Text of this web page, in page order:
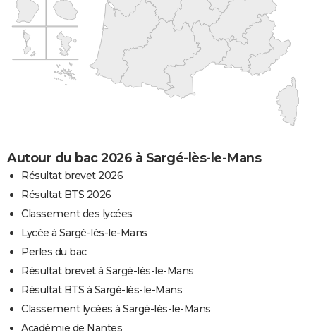
Autour du bac 2026 à Sargé-lès-le-Mans
Résultat brevet 2026
Résultat BTS 2026
Classement des lycées
Lycée à Sargé-lès-le-Mans
Perles du bac
Résultat brevet à Sargé-lès-le-Mans
Résultat BTS à Sargé-lès-le-Mans
Classement lycées à Sargé-lès-le-Mans
Académie de Nantes